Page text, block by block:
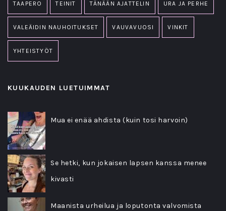
TAAPERO TEINIT TÄNÄÄN AJATTELIN URA JA PERHE
VALEÄIDIN NAUHOITUKSET VAUVAVUOSI VINKIT
YHTEISTYÖT
KUUKAUDEN LUETUIMMAT
Mua ei enää ahdista (kuin tosi harvoin)
Se hetki, kun jokaisen lapsen kanssa menee
kivasti
Maanista urheilua ja loputonta valvomista